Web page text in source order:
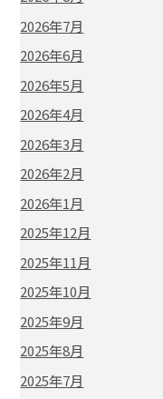
2026年7月
2026年6月
2026年5月
2026年4月
2026年3月
2026年2月
2026年1月
2025年12月
2025年11月
2025年10月
2025年9月
2025年8月
2025年7月